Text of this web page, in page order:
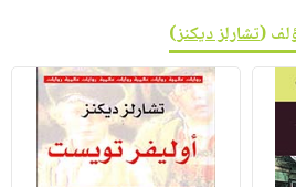
(تشارلز ديكنز)